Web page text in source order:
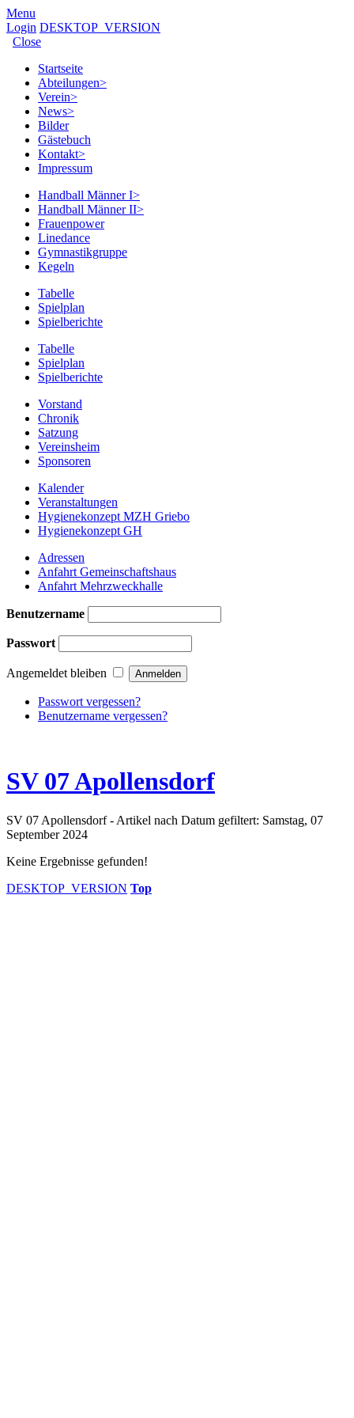
Menu
Login DESKTOP_VERSION
Close
Startseite
Abteilungen>
Verein>
News>
Bilder
Gästebuch
Kontakt>
Impressum
Handball Männer I>
Handball Männer II>
Frauenpower
Linedance
Gymnastikgruppe
Kegeln
Tabelle
Spielplan
Spielberichte
Tabelle
Spielplan
Spielberichte
Vorstand
Chronik
Satzung
Vereinsheim
Sponsoren
Kalender
Veranstaltungen
Hygienekonzept MZH Griebo
Hygienekonzept GH
Adressen
Anfahrt Gemeinschaftshaus
Anfahrt Mehrzweckhalle
Benutzername
Passwort
Angemeldet bleiben
Passwort vergessen?
Benutzername vergessen?
SV 07 Apollensdorf
SV 07 Apollensdorf - Artikel nach Datum gefiltert: Samstag, 07
September 2024
Keine Ergebnisse gefunden!
DESKTOP_VERSION Top